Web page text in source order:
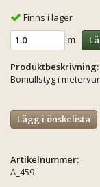
Finns i lager
m
Produktbeskrivning:
Bomullstyg i
Lägg i önskelista
Artikelnummer:
A_459